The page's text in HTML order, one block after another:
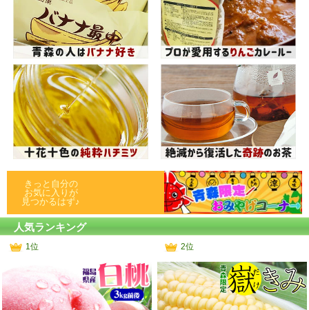
きっと自分の
お気に入りが
見つかるはず♪
人気ランキング
1位 2位